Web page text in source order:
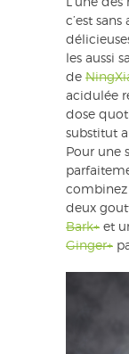
L’une
c’est
les aussi
de
acidulée
dose
substitut
Pour une
combinez
deux
Bark+ et
Ginger+